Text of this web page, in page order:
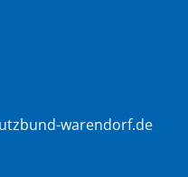
warendorf.de